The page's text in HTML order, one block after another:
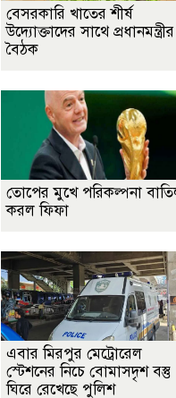
বেসরকারি খাতের শীর্ষ
উদ্যোক্তাদের সাথে প্রধানমন্ত্রীর
বৈঠক
তোপের মুখে পরিকল্পনা
করল ফিফা
এবার মিরপুর মেট্রোরেল
স্টেশনের নিচে বোমাসদৃশ বস্তু
ঘিরে রেখেছে পুলিশ